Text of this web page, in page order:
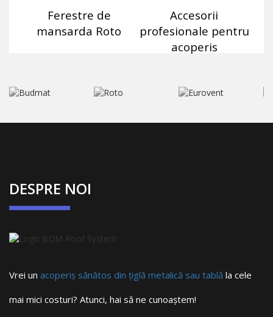
Ferestre de
mansarda Roto
Accesorii
profesionale pentru
acoperis
DESPRE NOI
Vrei un acoperiș sănătos din țiglă metalică sau tablă la cele
mai mici costuri? Atunci, hai să ne cunoaștem!